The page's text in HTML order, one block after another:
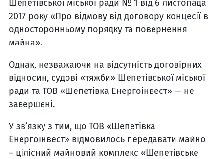
Шепетівської міської ради № 1 від 6 листопада
2017 року «Про відмову від договору концесії в
односторонньому порядку та повернення
майна».
Однак, незважаючи на відсутність договірних
відносин, судові «тяжби» Шепетівської міської
ради та ТОВ «Шепетівка Енергоінвест» — не
завершені.
У зв’язку з тим, що ТОВ «Шепетівка
Енергоінвест» відмовилось передавати майно
– цілісний майновий комплекс «Шепетівське